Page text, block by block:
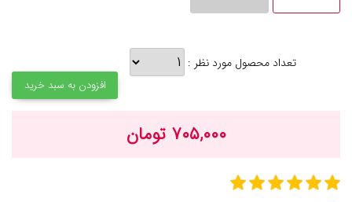
تعداد محصول مورد نظر :
افزودن به سبد خرید
۷۰۵,۰۰۰ تومان